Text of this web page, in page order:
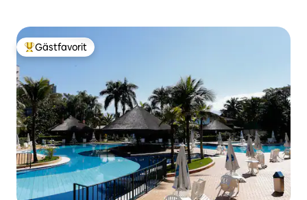
Populär gästfavorit
Gästfavorit